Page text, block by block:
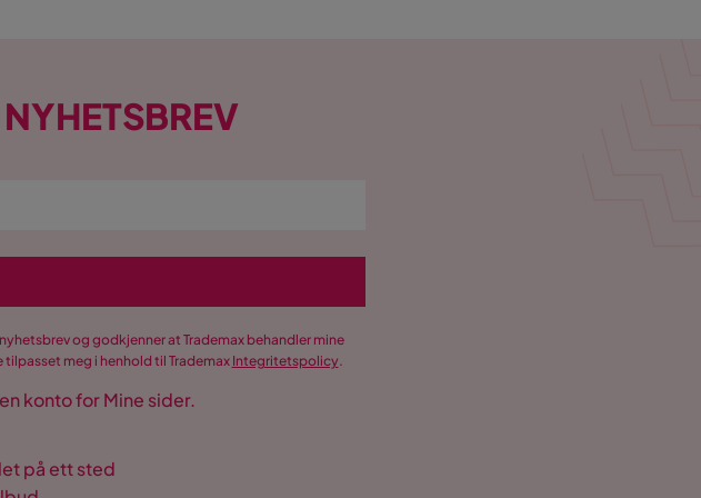
og godkjenner at Trademax behandler mine
meg i henhold til Trademax Integritetspolicy.
konto for Mine sider.
på ett sted